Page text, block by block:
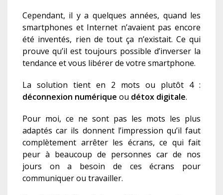
Cependant, il y a quelques années, quand les
smartphones et Internet n’avaient pas encore
été inventés, rien de tout ça n’existait. Ce qui
prouve qu’il est toujours possible d’inverser la
tendance et vous libérer de votre smartphone.
La solution tient en 2 mots ou plutôt 4 :
déconnexion numérique ou détox digitale.
Pour moi, ce ne sont pas les mots les plus
adaptés car ils donnent l’impression qu’il faut
complètement arrêter les écrans, ce qui fait
peur à beaucoup de personnes car de nos
jours on a besoin de ces écrans pour
communiquer ou travailler.